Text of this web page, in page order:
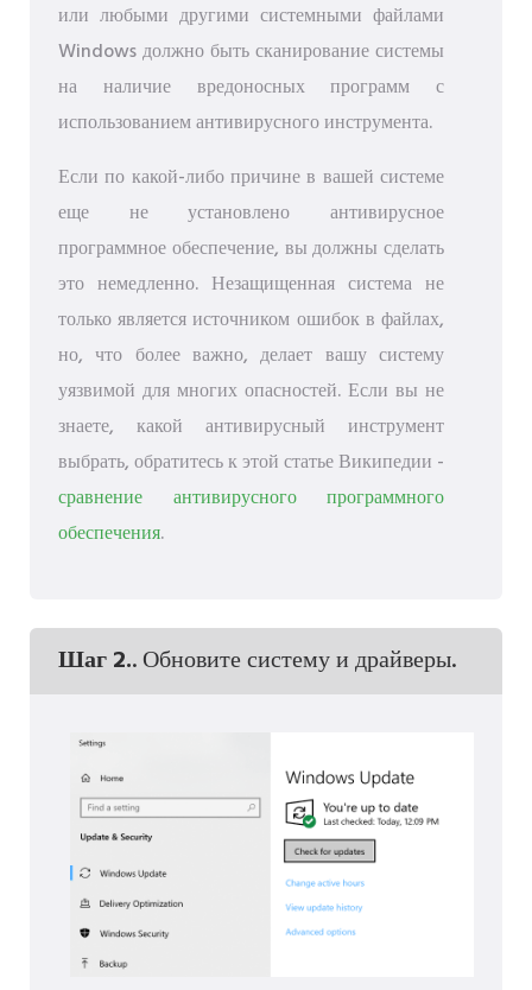
или любыми другими системными файлами
Windows должно быть сканирование системы
на наличие вредоносных программ с
использованием антивирусного инструмента.
Если по какой-либо причине в вашей системе
еще не установлено антивирусное
программное обеспечение, вы должны сделать
это немедленно. Незащищенная система не
только является источником ошибок в файлах,
но, что более важно, делает вашу систему
уязвимой для многих опасностей. Если вы не
знаете, какой антивирусный инструмент
выбрать, обратитесь к этой статье Википедии -
сравнение антивирусного программного
обеспечения.
Шаг 2.. Обновите систему и драйверы.